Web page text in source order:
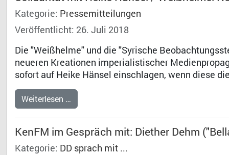
Kategorie: Pressemitteilungen
Veröffentlicht: 26. Juli 2018
Die "Weißhelme" und die "Syrische
neueren Kreationen imperialistischer
sofort auf Heike Hänsel einschlagen, wenn diese
Weiterlesen …
KenFM im Gespräch mit: Diether Dehm
Kategorie: DD sprach mit ...